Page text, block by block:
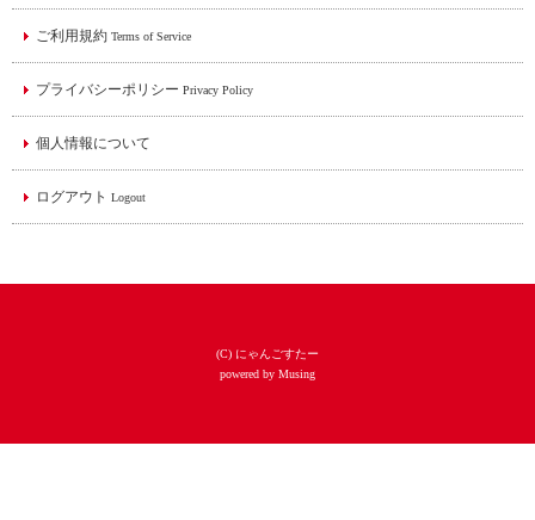
ご利用規約 Terms of Service
プライバシーポリシー Privacy Policy
個人情報について
ログアウト Logout
(C) にゃんごすたー
powered by Musing